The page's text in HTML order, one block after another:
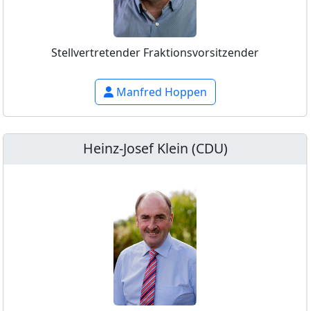
Stellvertretender Fraktionsvorsitzender
Manfred Hoppen
Heinz-Josef Klein (CDU)